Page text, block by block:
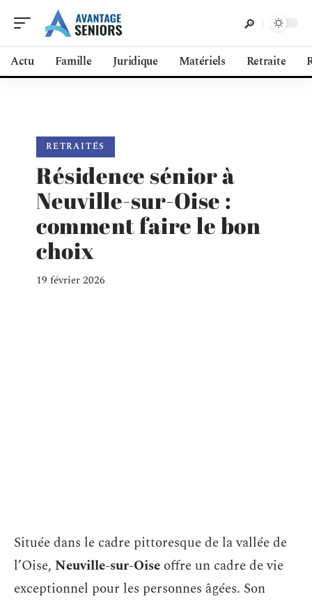
Actu Famille Juridique Matériels Retraite
RETRAITÉS
Résidence sénior à
Neuville-sur-Oise :
comment faire le bon
choix
19 février 2026
Située dans le cadre pittoresque de la vallée de
l’Oise, Neuville-sur-Oise offre un cadre de vie
exceptionnel pour les personnes âgées. Son